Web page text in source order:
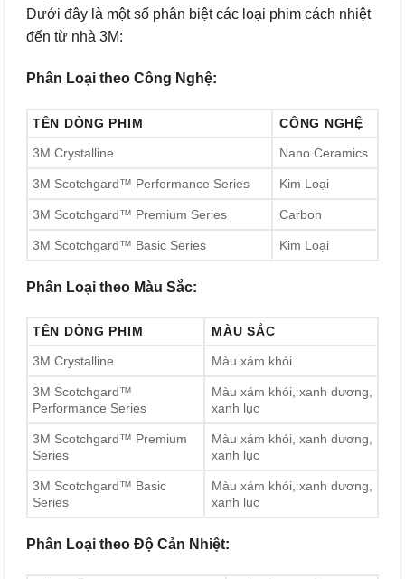
Dưới đây là một số phân biệt các loại phim cách nhiệt
đến từ nhà 3M:
Phân Loại theo Công Nghệ:
TÊN DÒNG PHIM CÔNG NGHỆ
3M Crystalline Nano Ceramics
3M Scotchgard™ Performance Series Kim Loại
3M Scotchgard™ Premium Series Carbon
3M Scotchgard™ Basic Series Kim Loại
Phân Loại theo Màu Sắc:
TÊN DÒNG PHIM MÀU SẮC
3M Crystalline Màu xám khói
3M Scotchgard™
Performance Series
Màu xám khói, xanh dương,
xanh lục
3M Scotchgard™ Premium
Series
Màu xám khói, xanh dương,
xanh lục
3M Scotchgard™ Basic
Series
Màu xám khói, xanh dương,
xanh lục
Phân Loại theo Độ Cản Nhiệt: